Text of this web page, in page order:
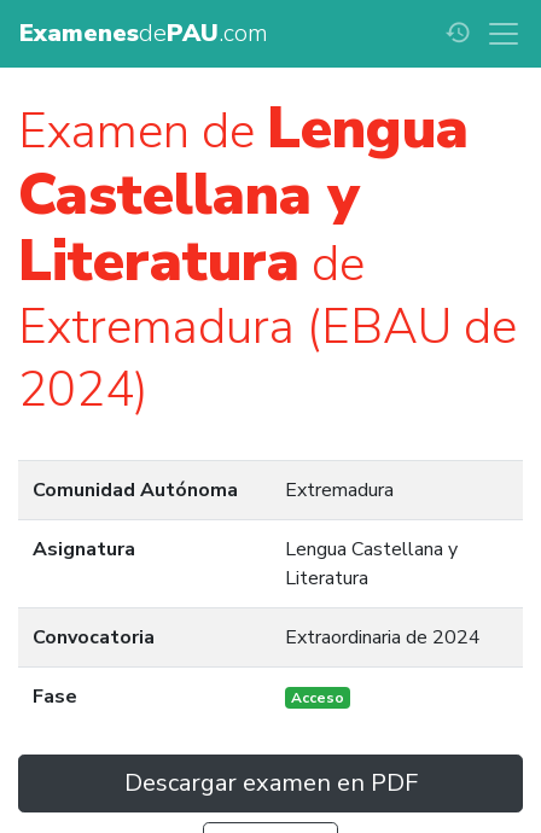
ExamenesdePAU.com history
Examen de Lengua
Castellana y
Literatura de
Extremadura (EBAU de
2024)
Comunidad Autónoma Extremadura
Asignatura
Lengua Castellana y
Literatura
Convocatoria Extraordinaria de 2024
Fase Acceso
Descargar examen en PDF